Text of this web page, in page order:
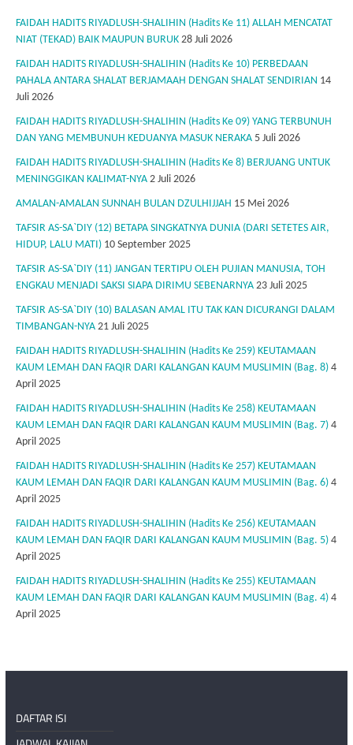
FAIDAH HADITS RIYADLUSH-SHALIHIN (Hadits Ke 11) ALLAH MENCATAT
NIAT (TEKAD) BAIK MAUPUN BURUK 28 Juli 2026
FAIDAH HADITS RIYADLUSH-SHALIHIN (Hadits Ke 10) PERBEDAAN
PAHALA ANTARA SHALAT BERJAMAAH DENGAN SHALAT SENDIRIAN 14
Juli 2026
FAIDAH HADITS RIYADLUSH-SHALIHIN (Hadits Ke 09) YANG TERBUNUH
DAN YANG MEMBUNUH KEDUANYA MASUK NERAKA 5 Juli 2026
FAIDAH HADITS RIYADLUSH-SHALIHIN (Hadits Ke 8) BERJUANG UNTUK
MENINGGIKAN KALIMAT-NYA 2 Juli 2026
AMALAN-AMALAN SUNNAH BULAN DZULHIJJAH 15 Mei 2026
TAFSIR AS-SA`DIY (12) BETAPA SINGKATNYA DUNIA (DARI SETETES AIR,
HIDUP, LALU MATI) 10 September 2025
TAFSIR AS-SA`DIY (11) JANGAN TERTIPU OLEH PUJIAN MANUSIA, TOH
ENGKAU MENJADI SAKSI SIAPA DIRIMU SEBENARNYA 23 Juli 2025
TAFSIR AS-SA`DIY (10) BALASAN AMAL ITU TAK KAN DICURANGI DALAM
TIMBANGAN-NYA 21 Juli 2025
FAIDAH HADITS RIYADLUSH-SHALIHIN (Hadits Ke 259) KEUTAMAAN
KAUM LEMAH DAN FAQIR DARI KALANGAN KAUM MUSLIMIN (Bag. 8) 4
April 2025
FAIDAH HADITS RIYADLUSH-SHALIHIN (Hadits Ke 258) KEUTAMAAN
KAUM LEMAH DAN FAQIR DARI KALANGAN KAUM MUSLIMIN (Bag. 7) 4
April 2025
FAIDAH HADITS RIYADLUSH-SHALIHIN (Hadits Ke 257) KEUTAMAAN
KAUM LEMAH DAN FAQIR DARI KALANGAN KAUM MUSLIMIN (Bag. 6) 4
April 2025
FAIDAH HADITS RIYADLUSH-SHALIHIN (Hadits Ke 256) KEUTAMAAN
KAUM LEMAH DAN FAQIR DARI KALANGAN KAUM MUSLIMIN (Bag. 5) 4
April 2025
FAIDAH HADITS RIYADLUSH-SHALIHIN (Hadits Ke 255) KEUTAMAAN
KAUM LEMAH DAN FAQIR DARI KALANGAN KAUM MUSLIMIN (Bag. 4) 4
April 2025
DAFTAR ISI